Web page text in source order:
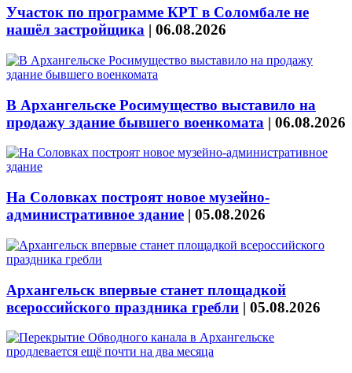
Участок по программе КРТ в Соломбале не
нашёл застройщика | 06.08.2026
В Архангельске Росимущество выставило на
продажу здание бывшего военкомата | 06.08.2026
На Соловках построят новое музейно-
административное здание | 05.08.2026
Архангельск впервые станет площадкой
всероссийского праздника гребли | 05.08.2026